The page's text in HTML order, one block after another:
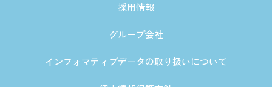
採用情報
グループ会社
インフォマティブデータの取り扱いについて